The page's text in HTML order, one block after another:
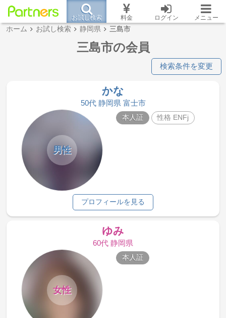
お試し検索 料金 ログイン メニュー
ホーム お試し検索 静岡県 三島市
三島市の会員
検索条件を変更
かな
50代 静岡県 富士市
男性
本人証 性格 ENFj
プロフィールを見る
ゆみ
60代 静岡県
女性
本人証